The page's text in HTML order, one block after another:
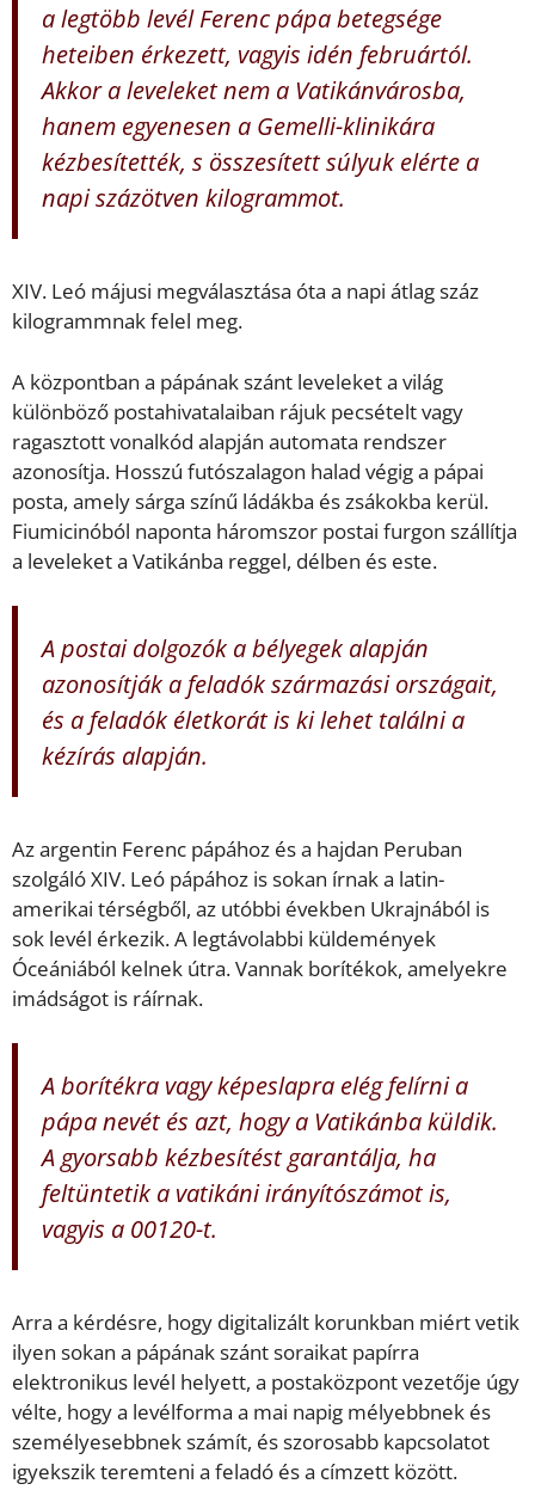
a legtöbb levél Ferenc pápa betegsége
heteiben érkezett, vagyis idén februártól.
Akkor a leveleket nem a Vatikánvárosba,
hanem egyenesen a Gemelli-klinikára
kézbesítették, s összesített súlyuk elérte a
napi százötven kilogrammot.
XIV. Leó májusi megválasztása óta a napi átlag száz
kilogrammnak felel meg.
A központban a pápának szánt leveleket a világ
különböző postahivatalaiban rájuk pecsételt vagy
ragasztott vonalkód alapján automata rendszer
azonosítja. Hosszú futószalagon halad végig a pápai
posta, amely sárga színű ládákba és zsákokba kerül.
Fiumicinóból naponta háromszor postai furgon szállítja
a leveleket a Vatikánba reggel, délben és este.
A postai dolgozók a bélyegek alapján
azonosítják a feladók származási országait,
és a feladók életkorát is ki lehet találni a
kézírás alapján.
Az argentin Ferenc pápához és a hajdan Peruban
szolgáló XIV. Leó pápához is sokan írnak a latin-
amerikai térségből, az utóbbi években Ukrajnából is
sok levél érkezik. A legtávolabbi küldemények
Óceániából kelnek útra. Vannak borítékok, amelyekre
imádságot is ráírnak.
A borítékra vagy képeslapra elég felírni a
pápa nevét és azt, hogy a Vatikánba küldik.
A gyorsabb kézbesítést garantálja, ha
feltüntetik a vatikáni irányítószámot is,
vagyis a 00120-t.
Arra a kérdésre, hogy digitalizált korunkban miért vetik
ilyen sokan a pápának szánt soraikat papírra
elektronikus levél helyett, a postaközpont vezetője úgy
vélte, hogy a levélforma a mai napig mélyebbnek és
személyesebbnek számít, és szorosabb kapcsolatot
igyekszik teremteni a feladó és a címzett között.